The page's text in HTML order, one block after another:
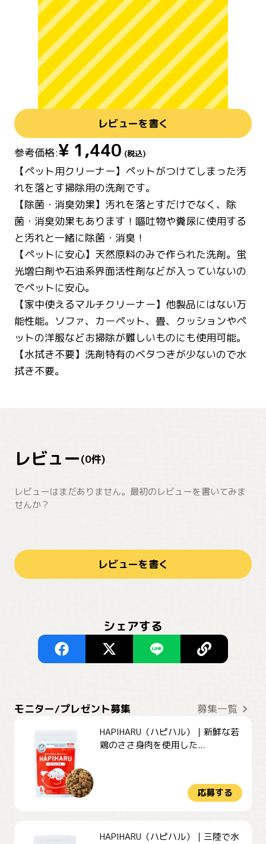
レビューを書く
参考価格:¥ 1,440 (税込)
【ペット用クリーナー】ペットがつけてしまった汚
れを落とす掃除用の洗剤です。
【除菌・消臭効果】汚れを落とすだけでなく、除
菌・消臭効果もあります！嘔吐物や糞尿に使用する
と汚れと一緒に除菌・消臭！
【ペットに安心】天然原料のみで作られた洗剤。蛍
光増白剤や石油系界面活性剤などが入っていないの
でペットに安心。
【家中使えるマルチクリーナー】他製品にはない万
能性能。ソファ、カーペット、畳、クッションやペ
ットの洋服などお掃除が難しいものにも使用可能。
【水拭き不要】洗剤特有のベタつきが少ないので水
拭き不要。
レビュー(0件)
レビューはまだありません。最初のレビューを書いてみま
せんか？
レビューを書く
シェアする
モニター/プレゼント募集 募集一覧
HAPIHARU（ハピハル）｜新鮮な若
鶏のささ身肉を使用した...
応募する
HAPIHARU（ハピハル）｜三陸で水